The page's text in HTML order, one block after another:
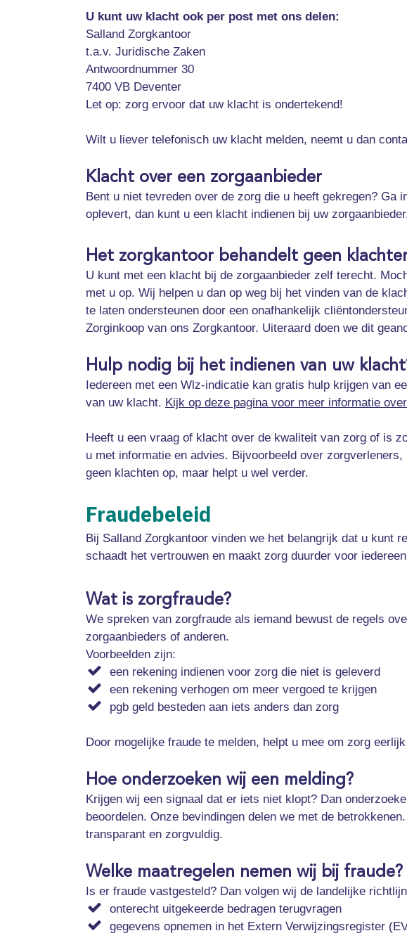
U kunt uw klacht ook per post met ons delen:
Salland Zorgkantoor
t.a.v. Juridische Zaken
Antwoordnummer 30
7400 VB Deventer
Let op: zorg ervoor dat uw klacht is ondertekend!
Wilt u liever telefonisch uw klacht melden, neemt u dan
Klacht over een zorgaanbieder
Bent u niet tevreden over de zorg die u heeft gekregen?
oplevert, dan kunt u een klacht indienen bij uw
Het zorgkantoor behandelt geen
U kunt met een klacht bij de zorgaanbieder zelf terecht.
met u op. Wij helpen u dan op weg bij het vinden van de
te laten ondersteunen door een onafhankelijk
Zorginkoop van ons Zorgkantoor. Uiteraard doen we dit
Hulp nodig bij het indienen van uw
Iedereen met een Wlz-indicatie kan gratis hulp krijgen van
van uw klacht. Kijk op deze pagina voor meer informatie
Heeft u een vraag of klacht over de kwaliteit van zorg of is
u met informatie en advies. Bijvoorbeeld over
geen klachten op, maar helpt u wel verder.
Fraudebeleid
Bij Salland Zorgkantoor vinden we het belangrijk dat u kunt
schaadt het vertrouwen en maakt zorg duurder voor
Wat is zorgfraude?
We spreken van zorgfraude als iemand bewust de regels
zorgaanbieders of anderen.
Voorbeelden zijn:
een rekening indienen voor zorg die niet is geleverd
een rekening verhogen om meer vergoed te krijgen
pgb geld besteden aan iets anders dan zorg
Door mogelijke fraude te melden, helpt u mee om zorg
Hoe onderzoeken wij een melding?
Krijgen wij een signaal dat er iets niet klopt? Dan
beoordelen. Onze bevindingen delen we met de
transparant en zorgvuldig.
Welke maatregelen nemen wij bij fraude?
Is er fraude vastgesteld? Dan volgen wij de landelijke
onterecht uitgekeerde bedragen terugvragen
gegevens opnemen in het Extern Verwijzingsregister